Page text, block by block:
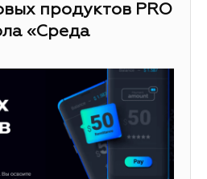
продуктов PRO
«Среда